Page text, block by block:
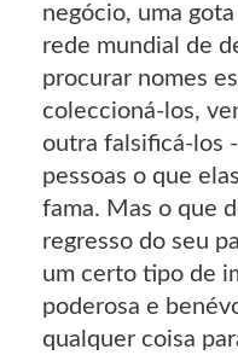
negócio, uma
rede mundial de
procurar nomes
coleccioná-los,
outra falsificá-los
pessoas o que
fama. Mas o que
regresso do seu
um certo tipo de
poderosa e
qualquer coisa